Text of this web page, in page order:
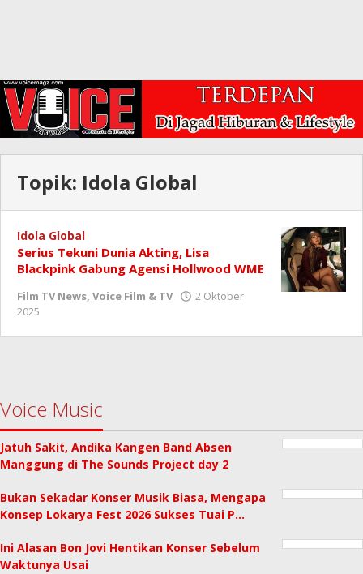
Topik: Idola Global
Idola Global
Serius Tekuni Dunia Akting, Lisa
Blackpink Gabung Agensi Hollwood WME
Film TV News, Voice Film & TV
2 Oktober
2025
Voice Music
Jatuh Sakit, Andika Kangen Band Absen
Manggung di The Sounds Project day 2
Bukan Sekadar Konser Musik Biasa, Mengapa
Konsep Lokarya Fest 2026 Sukses Tuai P…
Ini Alasan Bon Jovi Hentikan Konser Sebelum
Waktunya Usai